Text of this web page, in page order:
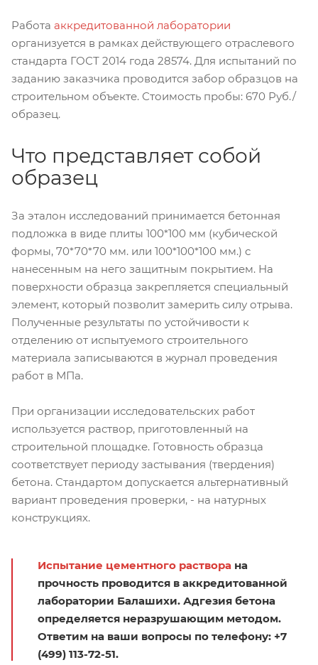
Работа аккредитованной лаборатории
организуется в рамках действующего отраслевого
стандарта ГОСТ 2014 года 28574. Для испытаний по
заданию заказчика проводится забор образцов на
строительном объекте. Стоимость пробы: 670 Руб./
образец.
Что представляет собой
образец
За эталон исследований принимается бетонная
подложка в виде плиты 100*100 мм (кубической
формы, 70*70*70 мм. или 100*100*100 мм.) с
нанесенным на него защитным покрытием. На
поверхности образца закрепляется специальный
элемент, который позволит замерить силу отрыва.
Полученные результаты по устойчивости к
отделению от испытуемого строительного
материала записываются в журнал проведения
работ в МПа.
При организации исследовательских работ
используется раствор, приготовленный на
строительной площадке. Готовность образца
соответствует периоду застывания (твердения)
бетона. Стандартом допускается альтернативный
вариант проведения проверки, - на натурных
конструкциях.
Испытание цементного раствора на
прочность проводится в аккредитованной
лаборатории Балашихи. Адгезия бетона
определяется неразрушающим методом.
Ответим на ваши вопросы по телефону: +7
(499) 113-72-51.